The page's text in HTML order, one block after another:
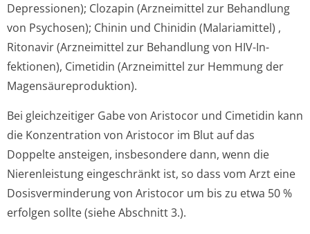
Depressionen); Clozapin (Arzneimittel zur Behandlung
von Psychosen); Chinin und Chinidin (Malariamittel) ,
Ritonavir (Arzneimittel zur Behandlung von HIV-In-
fektionen), Cimetidin (Arzneimittel zur Hemmung der
Magensäurepro­duktion).
Bei gleichzeitiger Gabe von Aristocor und Cimetidin kann
die Konzentration von Aristocor im Blut auf das
Doppelte ansteigen, insbesondere dann, wenn die
Nierenleistung eingeschränkt ist, so dass vom Arzt eine
Dosisverminderung von Aristocor um bis zu etwa 50 %
erfolgen sollte (siehe Abschnitt 3.).